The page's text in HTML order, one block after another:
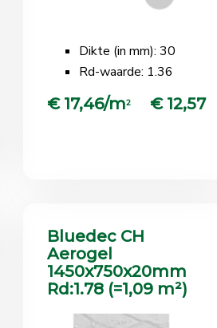
Dikte (in mm): 30
Rd-waarde: 1.36
€ 17,46/m2 € 12,57
Bluedec CH
Aerogel
1450x750x20mm
Rd:1.78 (=1,09 m²)